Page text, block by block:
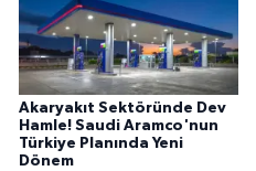
Akaryakıt Sektöründe Dev
Hamle! Saudi Aramco'nun
Türkiye Planında Yeni
Dönem